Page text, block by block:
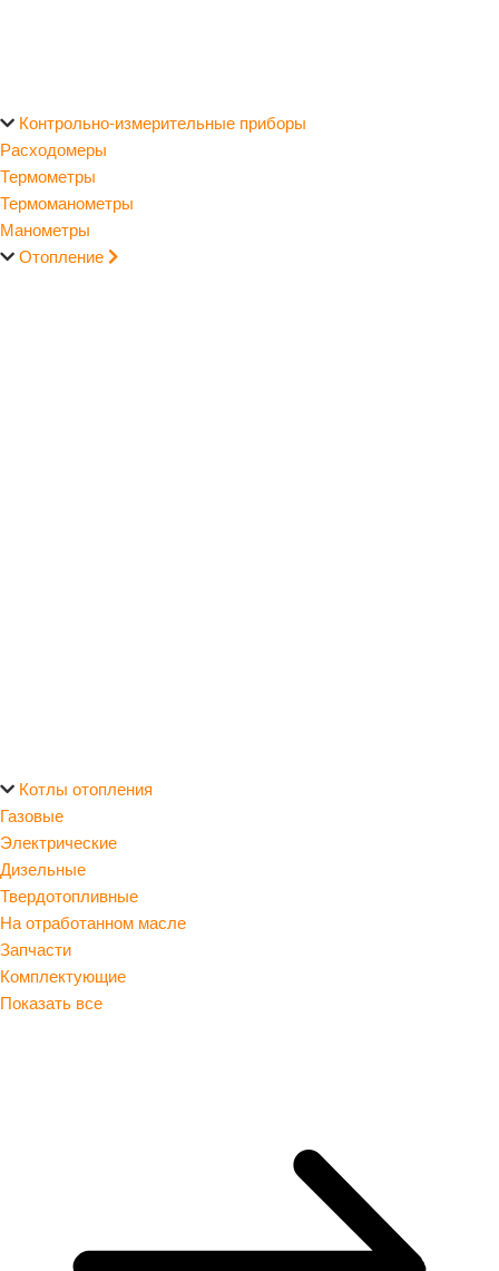
Контрольно-измерительные приборы
Расходомеры
Термометры
Термоманометры
Манометры
Отопление
Котлы отопления
Газовые
Электрические
Дизельные
Твердотопливные
На отработанном масле
Запчасти
Комплектующие
Показать все